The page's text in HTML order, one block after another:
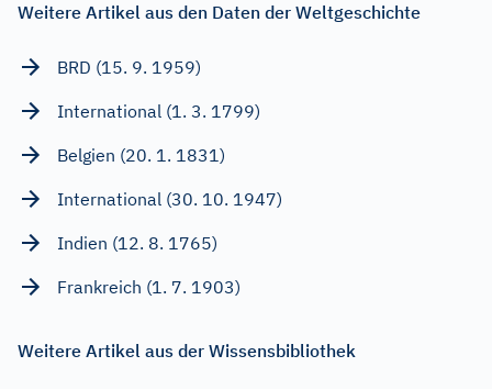
Weitere Artikel aus den Daten der Weltgeschichte
BRD (15. 9. 1959)
International (1. 3. 1799)
Belgien (20. 1. 1831)
International (30. 10. 1947)
Indien (12. 8. 1765)
Frankreich (1. 7. 1903)
Weitere Artikel aus der Wissensbibliothek